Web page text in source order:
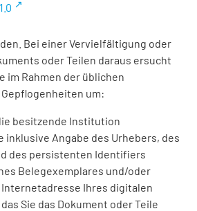
Bei einer Vervielfältigung oder
oder Teilen daraus ersucht
im Rahmen der üblichen
um:
besitzende Institution
inklusive Angabe des Urhebers, des
des persistenten Identifiers
Belegexemplares und/oder
Ihres digitalen
Sie das Dokument oder Teile